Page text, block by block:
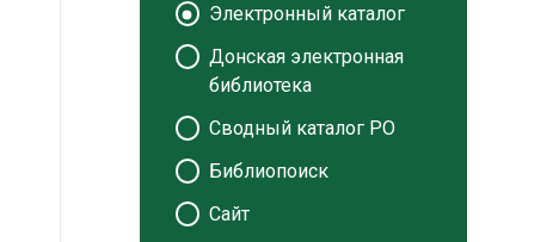
Электронный каталог
Донская электронная
библиотека
Сводный каталог РО
Библиопоиск
Сайт